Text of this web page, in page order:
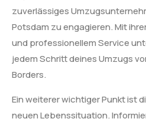
zuverlässiges
Potsdam zu engagieren. Mit
und professionellem Service
jedem Schritt deines Umzugs
Borders.
Ein weiterer wichtiger Punkt ist
neuen Lebenssituation.